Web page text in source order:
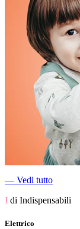
― Vedi tutto
I di Indispensabili
Elettrico